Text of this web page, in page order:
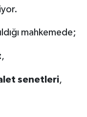
mahkemede;
,
senetleri,